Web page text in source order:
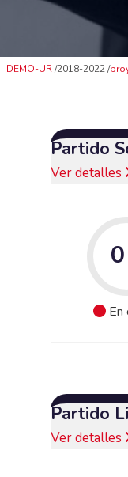
DEMO-UR 2018-2022
Partido
Ver detalles
0
En
Partido
Ver detalles